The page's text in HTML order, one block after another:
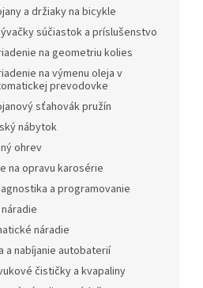
a držiaky na bicykle
súčiastok a príslušenstvo
na geometriu kolies
na výmenu oleja v
prevodovke
sťahovák pružín
nábytok
ohrev
na opravu karosérie
a programovanie
náradie
a nabíjanie autobaterií
čističky a kvapaliny